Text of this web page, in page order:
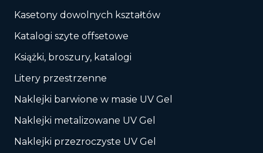
Kasetony dowolnych kształtów
Katalogi szyte offsetowe
Książki, broszury, katalogi
Litery przestrzenne
Naklejki barwione w masie UV Gel
Naklejki metalizowane UV Gel
Naklejki przezroczyste UV Gel